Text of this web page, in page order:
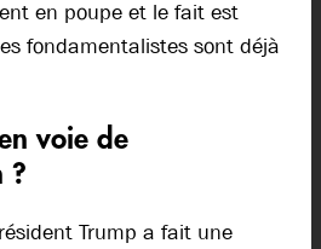
en poupe et le fait est
fondamentalistes sont déjà
voie de
?
Trump a fait une